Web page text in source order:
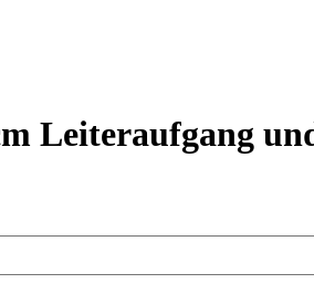
Leiteraufgang